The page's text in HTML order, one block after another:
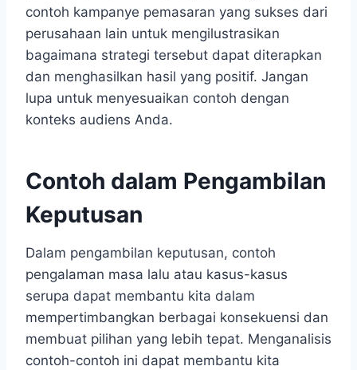
contoh kampanye pemasaran yang sukses dari
perusahaan lain untuk mengilustrasikan
bagaimana strategi tersebut dapat diterapkan
dan menghasilkan hasil yang positif. Jangan
lupa untuk menyesuaikan contoh dengan
konteks audiens Anda.
Contoh dalam Pengambilan
Keputusan
Dalam pengambilan keputusan, contoh
pengalaman masa lalu atau kasus-kasus
serupa dapat membantu kita dalam
mempertimbangkan berbagai konsekuensi dan
membuat pilihan yang lebih tepat. Menganalisis
contoh-contoh ini dapat membantu kita